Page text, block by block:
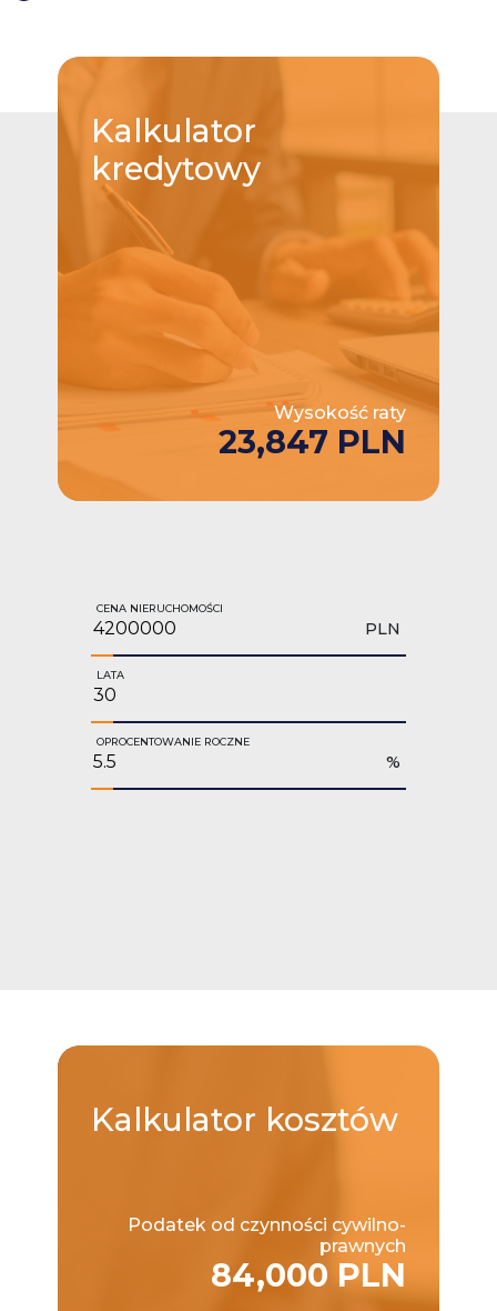
Kalkulator
kredytowy
Wysokość raty
23,847 PLN
CENA NIERUCHOMOŚCI
PLN
LATA
OPROCENTOWANIE ROCZNE
%
Kalkulator kosztów
Podatek od czynności cywilno-
prawnych
84,000 PLN